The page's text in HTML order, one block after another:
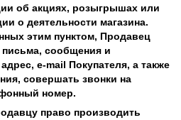
об акциях, розыгрышах или
о деятельности магазина.
этим пунктом, Продавец
письма, сообщения и
e-mail Покупателя, а также
совершать звонки на
номер.
право производить